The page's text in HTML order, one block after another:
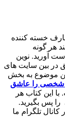
خسته کننده
هر گونه
آورید. نوین
در بین سایت های
موضوع به بخش
شخصی را
عاشق
این کتاب هر
پس بگیرید.
تلگرام ما